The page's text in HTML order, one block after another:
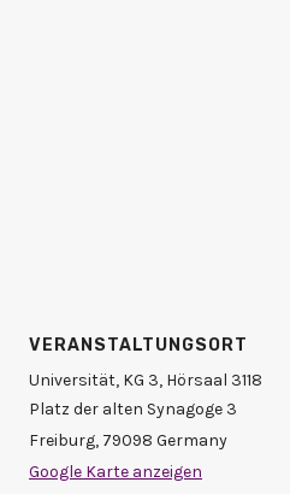
VERANSTALTUNGSORT
Universität, KG 3, Hörsaal 3118
Platz der alten Synagoge 3
Freiburg, 79098 Germany
Google Karte anzeigen